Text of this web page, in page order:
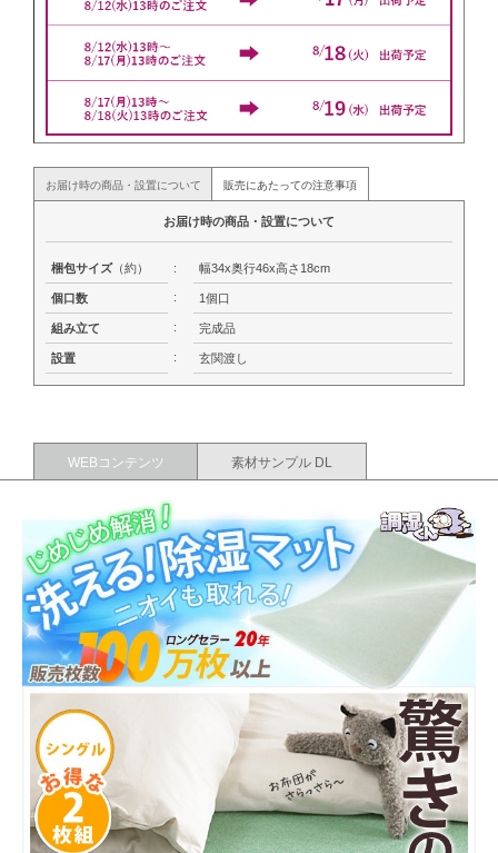
お届け時の商品・設置について 販売にあたっての注意事項
お届け時の商品・設置について
梱包サイズ（約） : 幅34x奥行46x高さ18cm
個口数 : 1個口
組み立て : 完成品
設置 : 玄関渡し
WEBコンテンツ 素材サンプル DL